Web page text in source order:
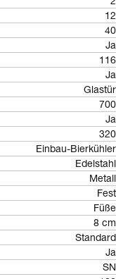
12
40
Ja
116
Ja
Glastür
700
Ja
320
Einbau-Bierkühler
Edelstahl
Metall
Fest
Füße
8 cm
Standard
Ja
SN